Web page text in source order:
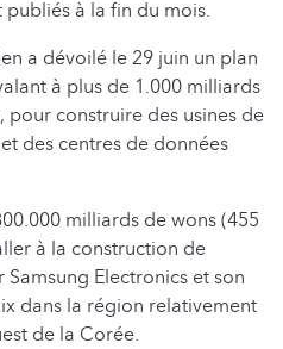
à la fin du mois.
a dévoilé le 29 juin un plan
à plus de 1.000 milliards
pour construire des usines de
des centres de données
milliards de wons (455
à la construction de
Electronics et son
dans la région relativement
de la Corée.